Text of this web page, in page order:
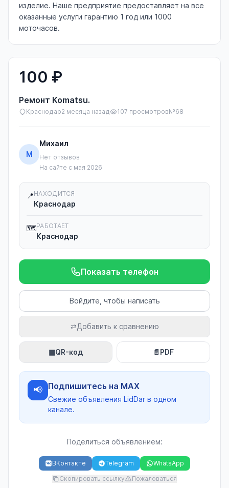
изделие. Наше предприятие предоставляет на все
оказанные услуги гарантию 1 год или 1000
моточасов.
100 ₽
Ремонт Komatsu.
Краснодар2 месяца назад 107 просмотров№68
М
Михаил
Нет отзывов
На сайте с мая 2026
📍НАХОДИТСЯ
Краснодар
🗺️РАБОТАЕТ
Краснодар
Показать телефон
Войдите, чтобы написать
⇄Добавить к сравнению
▦QR-код 📄 PDF
📢 Подпишитесь на MAX
Свежие объявления LidDar в одном
канале.
Поделиться объявлением:
ВКонтакте Telegram
WhatsApp
Скопировать ссылку
Пожаловаться